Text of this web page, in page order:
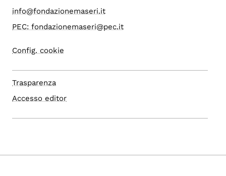
info@fondazionemaseri.it
PEC: fondazionemaseri@pec.it
Config. cookie
Trasparenza
Accesso editor